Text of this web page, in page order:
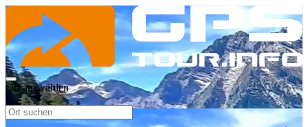
Ort auswählen